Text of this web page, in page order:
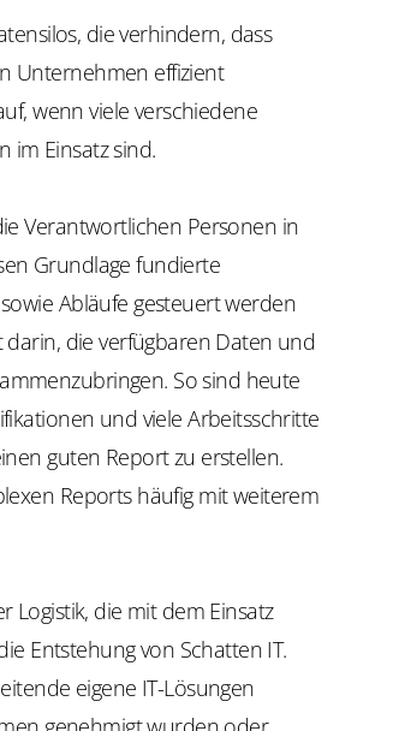
die verhindern, dass
Unternehmen effizient
wenn viele verschiedene
im Einsatz sind.
Verantwortlichen Personen in
Grundlage fundierte
Abläufe gesteuert werden
die verfügbaren Daten und
So sind heute
und viele Arbeitsschritte
guten Report zu erstellen.
Reports häufig mit weiterem
Logistik, die mit dem Einsatz
Entstehung von Schatten IT.
eigene IT-Lösungen